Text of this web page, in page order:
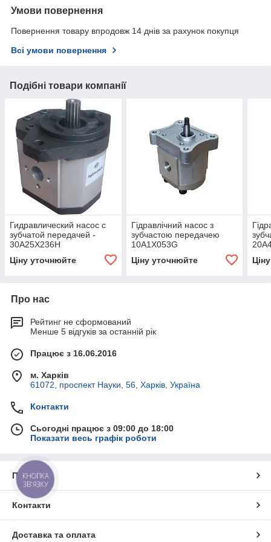
Умови повернення
Повернення товару впродовж 14 днів за рахунок покупця
Всі умови повернення
Подібні товари компанії
Гидравлический насос с
зубчатой передачей -
30A25X236H
Ціну уточнюйте
Гідравлічний насос з
зубчастою передачею
10A1X053G
Ціну уточнюйте
Про нас
Рейтинг не сформований
Менше 5 відгуків за останній рік
Працює з 16.06.2016
м. Харків
61072, проспект Науки, 56, Харків, Україна
Контакти
Сьогодні працює з 09:00 до 18:00
Показати весь графік роботи
Про нас
Контакти
Доставка та оплата
КНОПКА
ЗВ'ЯЗКУ